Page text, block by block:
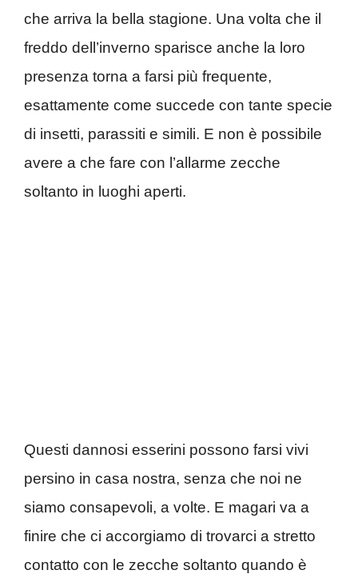
che arriva la bella stagione. Una volta che il
freddo dell’inverno sparisce anche la loro
presenza torna a farsi più frequente,
esattamente come succede con tante specie
di insetti, parassiti e simili. E non è possibile
avere a che fare con l’allarme zecche
soltanto in luoghi aperti.
Questi dannosi esserini possono farsi vivi
persino in casa nostra, senza che noi ne
siamo consapevoli, a volte. E magari va a
finire che ci accorgiamo di trovarci a stretto
contatto con le zecche soltanto quando è